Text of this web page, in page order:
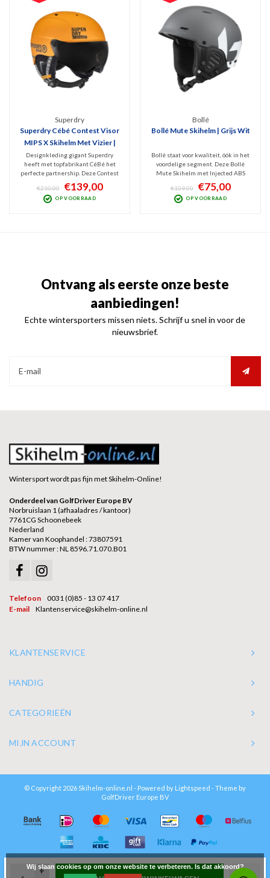
+
Superdry
Superdry Cébé Contest Visor
MIPS X Skihelm Met Vizier |
Oranje
Designkleding gigant Superdry
heeft met topfabrikant CéBé het
perfecte partnership. Deze Contest
Visor MIPS X Skihelm met donker
vizier en MIPS techniek brengt
binnen de In-Mould helmen dé
€210,00 €139,00
OP VOORRAAD
Bollé
Bollé Mute Skihelm | Grijs Wit
Bollé staat voor kwaliteit, óók in het
voordelige segment. Deze Bollé
Mute Skihelm met Injected ABS
constructie (Hardshell) is dusdanig
veilig dat deze geschikt is voor
freestyle. Zachte, uitneembare
€109,00 €75,00
OP VOORRAAD
Ontvang als eerste onze beste
aanbiedingen!
Echte wintersporters missen niets. Schrijf u snel in voor de
nieuwsbrief.
Wintersport wordt pas fijn met Skihelm-Online!
Onderdeel van GolfDriver Europe BV
Norbruislaan 1 (afhaaladres / kantoor)
7761CG Schoonebeek
Nederland
Kamer van Koophandel : 73807591
BTW nummer : NL 8596.71.070.B01
Telefoon
0031 (0)85 - 13 07 417
E-mail
Klantenservice@skihelm-online.nl
KLANTENSERVICE
HANDIG
CATEGORIEËN
MIJN ACCOUNT
© Copyright 2026 Skihelm-online.nl - Powered by Lightspeed - Theme by
GolfDriver Europe BV
Wij slaan cookies op om onze website te verbeteren. Is dat akkoord?